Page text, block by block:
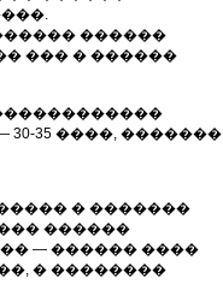
������
��� � ������
30-35 ����, �������
� �������
������
— ������ ����
� ��������